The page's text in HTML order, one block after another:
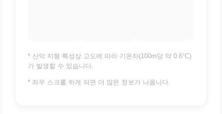
* 산악 지형 특성상 고도에 따라 기온차(100m당 약 0.6°C)
가 발생할 수 있습니다.
* 좌우 스크롤 하게 되면 더 많은 정보가 나옵니다.